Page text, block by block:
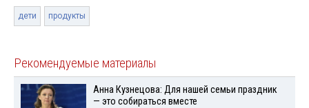
дети продукты
Рекомендуемые материалы
Анна Кузнецова: Для нашей семьи праздник
— это собираться вместе